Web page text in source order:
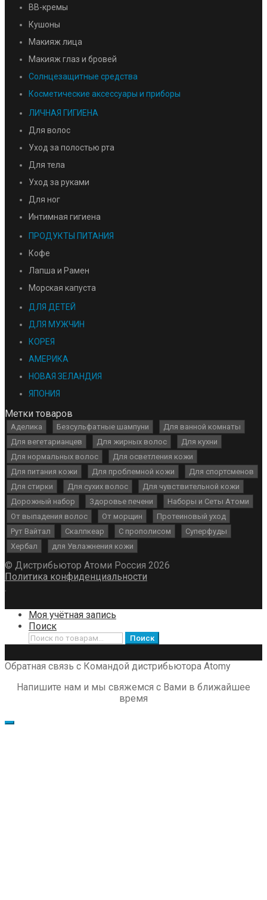
BB-кремы
Кушоны
Макияж лица
Макияж глаз и бровей
Солнцезащитные средства
Косметические аксессуары и приборы
ЛИЧНАЯ ГИГИЕНА
Для волос
Уход за полостью рта
Для тела
Уход за руками
Для ног
Интимная гигиена
ПРОДУКТЫ ПИТАНИЯ
Кофе
Лапша и Рамен
Морская капуста
ДЛЯ ДЕТЕЙ
ДЛЯ МУЖЧИН
КОРЕЯ
АМЕРИКА
НОВАЯ ЗЕЛАНДИЯ
ЯПОНИЯ
Метки товаров
Аделика Безсульфатные шампуни
Для ванной комнаты
Для вегетарианцев
Для жирных волос
Для кухни
Для нормальных волос
Для осветления кожи
Для питания кожи
Для проблемной кожи
Для спортсменов
Для стирки
Для сухих волос
Для чувствительной кожи
Дорожный набор
Здоровье печени
Наборы и Сеты Атоми
От выпадения волос
От морщин
Протеиновый уход
Рут Вайтал
Скалпкеар С прополисом
Суперфуды
Хербал
для Увлажнения кожи
© Дистрибьютор Атоми Россия 2026
Политика конфиденциальности
.
Моя учётная запись
Поиск
Искать:
Поиск
Обратная связь с Командой дистрибьютора Atomy
Напишите нам и мы свяжемся с Вами в ближайшее
время